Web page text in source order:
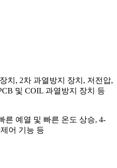
치, 2차 과열방지 장치, 저전압,
및 COIL 과열방지 장치 등
른 예열 및 빠른 온도 상승, 4-
제어 기능 등